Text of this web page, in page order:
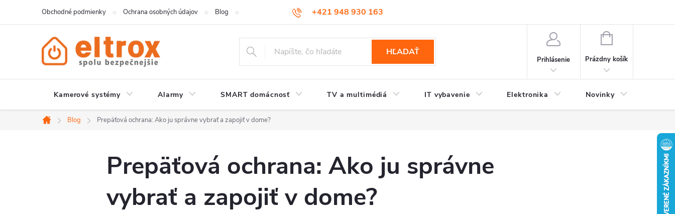
+421 948 930 163
Obchodné podmienky Ochrana osobných údajov Blog
HĽADAŤ
Prihlásenie
NÁKUPNÝ
Prázdny košík
Kamerové systémy Alarmy SMART domácnosť TV a multimédiá IT vybavenie Elektronika Novinky
Domov
Blog Prepäťová ochrana: Ako ju správne vybrať a zapojiť v dome?
Prepäťová ochrana: Ako ju správne
vybrať a zapojiť v dome?